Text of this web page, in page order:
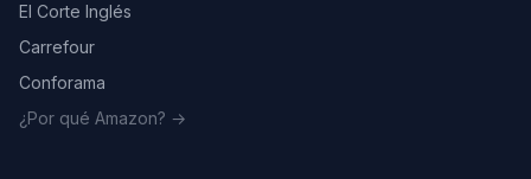
El Corte Inglés
Carrefour
Conforama
¿Por qué Amazon? →